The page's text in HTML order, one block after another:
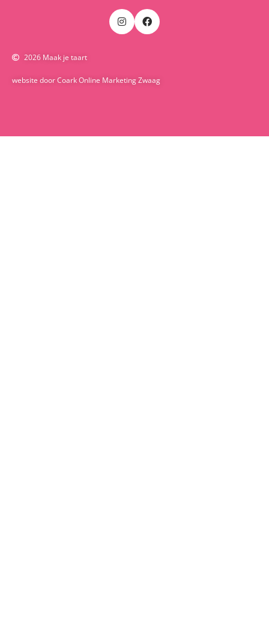
2026 Maak je taart
website door Coark Online Marketing Zwaag